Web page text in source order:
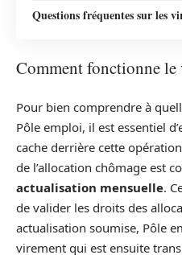
Questions fréquentes sur les
Comment fonctionne
Pour bien comprendre à
Pôle emploi, il est essentiel
cache derrière cette
de l’allocation chômage est
actualisation mensuelle.
de valider les droits des
actualisation soumise, Pôle
virement qui est ensuite